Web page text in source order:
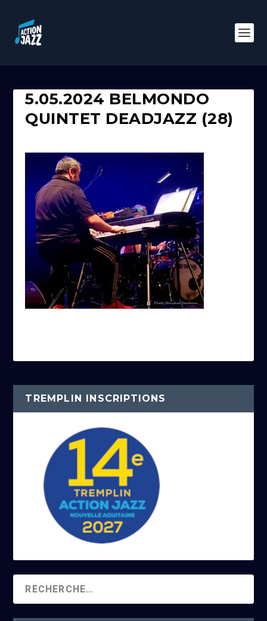
5.05.2024 BELMONDO
QUINTET DEADJAZZ (28)
TREMPLIN INSCRIPTIONS